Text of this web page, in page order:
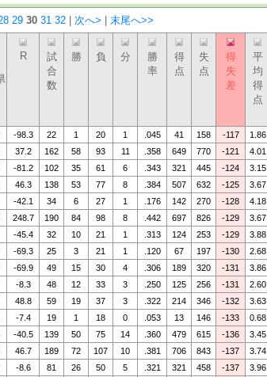
29 30 31 32 次へ> 末尾へ>>
R
試
合
数
勝 負 分
勝
率
得
点
失
点
得
失
差
平
均
得
点
-98.3 22 1 20 1 .045 41 158 -117 1.86
37.2 162 58 93 11 .358 649 770 -121 4.01
-81.2 102 35 61 6 .343 321 445 -124 3.15
46.3 138 53 77 8 .384 507 632 -125 3.67
-42.1 34 6 27 1 .176 142 270 -128 4.18
248.7 190 84 98 8 .442 697 826 -129 3.67
-45.4 32 10 21 1 .313 124 253 -129 3.88
-69.3 25 3 21 1 .120 67 197 -130 2.68
-69.9 49 15 30 4 .306 189 320 -131 3.86
-8.3 48 12 33 3 .250 125 256 -131 2.60
48.8 59 19 37 3 .322 214 346 -132 3.63
-7.4 19 1 18 0 .053 13 146 -133 0.68
-40.5 139 50 75 14 .360 479 615 -136 3.45
46.7 189 72 107 10 .381 706 843 -137 3.74
-8.6 81 26 50 5 .321 321 458 -137 3.96